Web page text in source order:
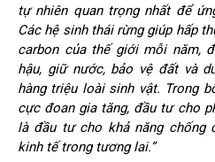
tự nhiên quan trọng nhất để
Các hệ sinh thái rừng giúp hấp
carbon của thế giới mỗi năm,
hậu, giữ nước, bảo vệ đất và
hàng triệu loài sinh vật. Trong
cực đoan gia tăng, đầu tư cho
là đầu tư cho khả năng chống
kinh tế trong tương lai.”